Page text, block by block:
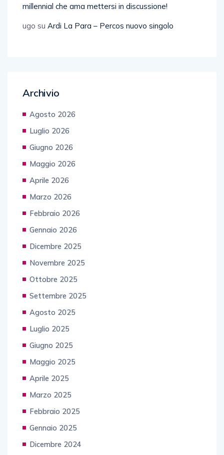
millennial che ama mettersi in discussione!
ugo su Ardi La Para – Percos nuovo singolo
Archivio
Agosto 2026
Luglio 2026
Giugno 2026
Maggio 2026
Aprile 2026
Marzo 2026
Febbraio 2026
Gennaio 2026
Dicembre 2025
Novembre 2025
Ottobre 2025
Settembre 2025
Agosto 2025
Luglio 2025
Giugno 2025
Maggio 2025
Aprile 2025
Marzo 2025
Febbraio 2025
Gennaio 2025
Dicembre 2024